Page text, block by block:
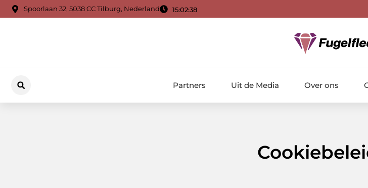
Spoorlaan 32, 5038 CC Tilburg, Nederland 15:02:38
Partners Uit de Media Over ons